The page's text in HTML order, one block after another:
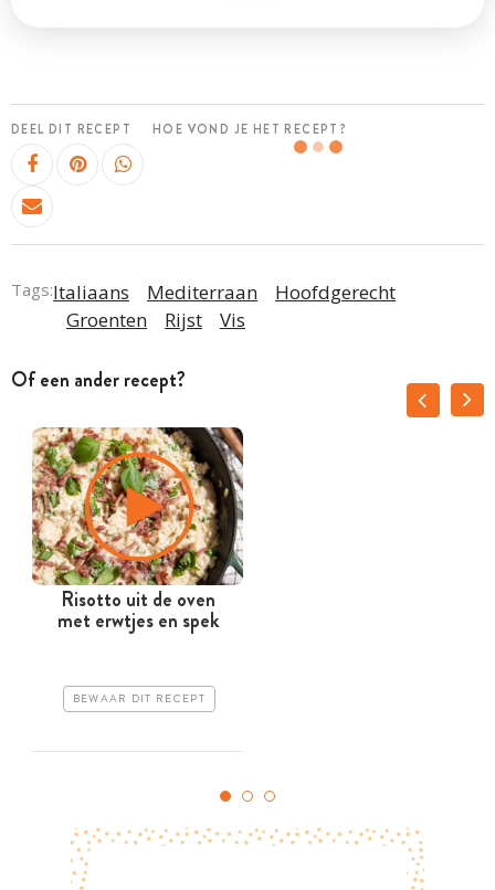
DEEL DIT RECEPT HOE VOND JE HET RECEPT?
Tags:Italiaans Mediterraan
Hoofdgerecht
Groenten
Rijst Vis
Of een ander recept?
Risotto uit de oven
met erwtjes en spek
BEWAAR DIT RECEPT